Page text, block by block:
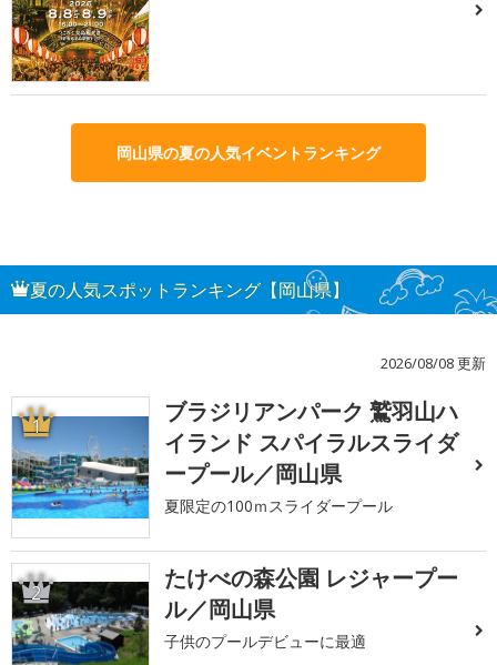
岡山県の夏の人気イベントランキング
夏の人気スポットランキング【岡山県】
2026/08/08 更新
1
ブラジリアンパーク 鷲羽山ハ
イランド スパイラルスライダ
ープール／岡山県
夏限定の100ｍスライダープール
2
たけべの森公園 レジャープー
ル／岡山県
子供のプールデビューに最適